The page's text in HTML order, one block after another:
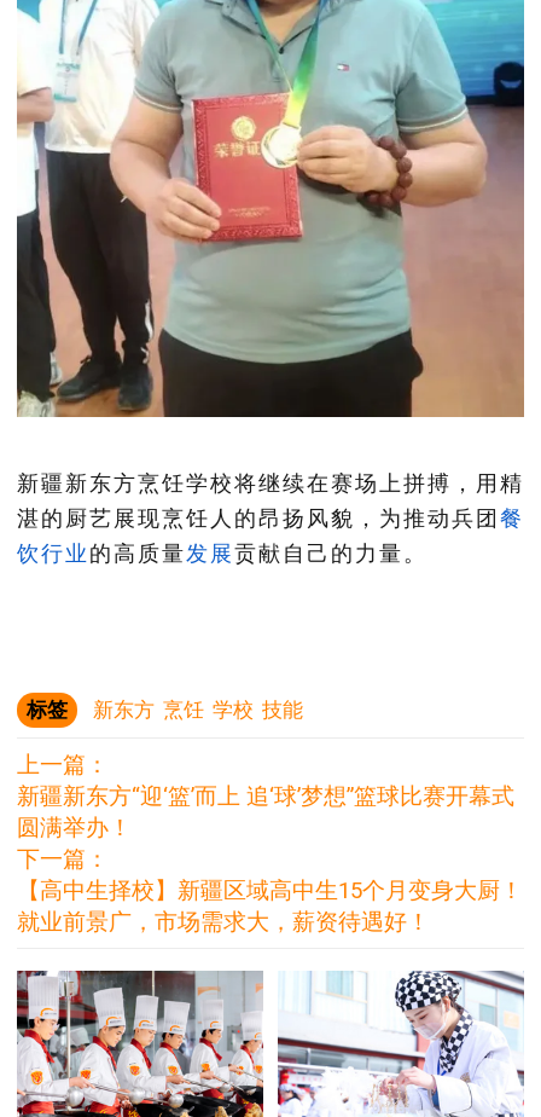
新疆新东方烹饪学校将继续在赛场上拼搏，用精
湛的厨艺展现烹饪人的昂扬风貌，为推动兵团餐
饮行业的高质量发展贡献自己的力量。
标签 新东方 烹饪 学校 技能
上一篇：
新疆新东方“迎‘篮’而上 追‘球’梦想”篮球比赛开幕式
圆满举办！
下一篇：
【高中生择校】新疆区域高中生15个月变身大厨！
就业前景广，市场需求大，薪资待遇好！